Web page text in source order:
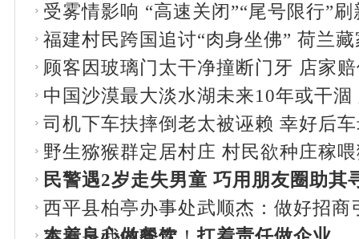
受雾情影响 “高速关闭”“尾号限行”
福建村民跨国追讨“肉身坐佛” 荷兰
顾客因玻璃门太干净撞断门牙 店家
中国沙漠最大淡水湖未来10年或干
司机下车扶摔倒老太被诬赖 幸好后
野生猕猴群定居村庄 村民欲种庄稼
民警遇2岁走失男童 巧用朋友圈助其
西平县柏亭办事处武顺杰：做好招商